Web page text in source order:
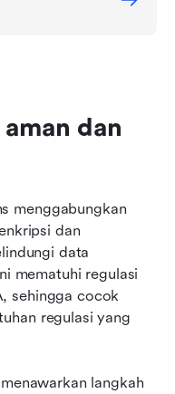
dan
menggabungkan
dan
data
mematuhi regulasi
sehingga cocok
regulasi yang
langkah